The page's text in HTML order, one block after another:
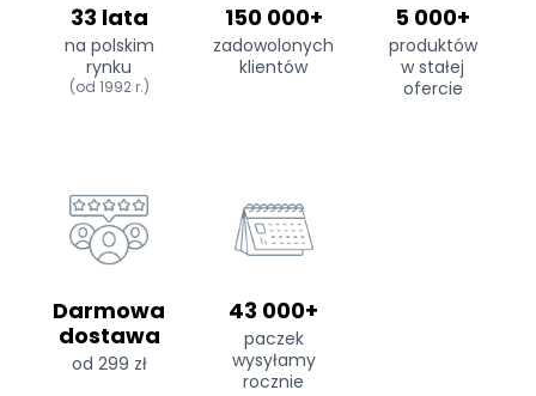
33 lata
na polskim
rynku
(od 1992 r.)
150 000+
zadowolonych
klientów
5 000+
produktów
w stałej
ofercie
Darmowa
dostawa
od 299 zł
43 000+
paczek
wysyłamy
rocznie